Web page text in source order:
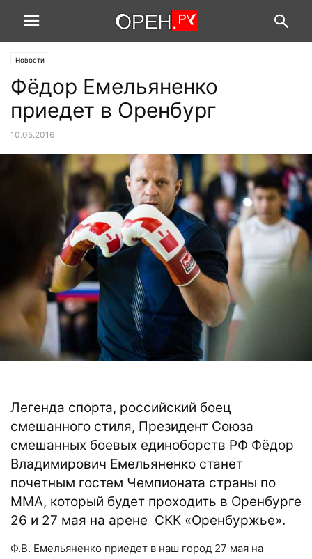
Новости
Фёдор Емельяненко
приедет в Оренбург
10.05.2016
Легенда спорта, российский боец
смешанного стиля, Президент Союза
смешанных боевых единоборств РФ Фёдор
Владимирович Емельяненко станет
почетным гостем Чемпионата страны по
MMA, который будет проходить в Оренбурге
26 и 27 мая на арене СКК «Оренбуржье».
Ф.В. Емельяненко приедет в наш город 27 мая на